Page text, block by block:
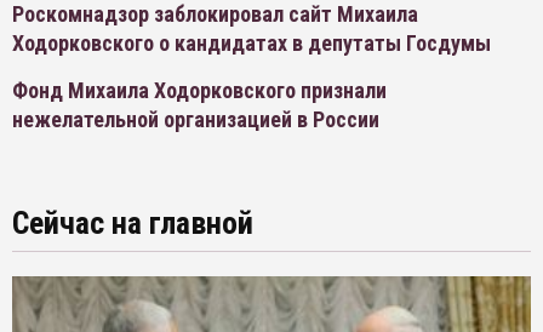
Роскомнадзор заблокировал сайт Михаила
Ходорковского о кандидатах в депутаты Госдумы
Фонд Михаила Ходорковского признали
нежелательной организацией в России
Сейчас на главной